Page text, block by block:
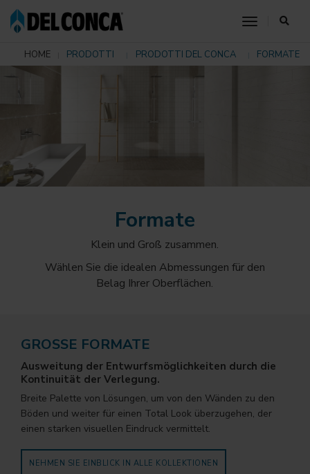
toggle
HOME PRODOTTI PRODOTTI DEL CONCA FORMATE
Formate
Klein und Groß zusammen.
Wählen Sie die idealen Abmessungen für den
Belag Ihrer Oberflächen.
GROSSE FORMATE
Ausweitung der Entwurfsmöglichkeiten durch die
Kontinuität der Verlegung.
Breite Palette von Lösungen, um von den Wänden zu den
Böden und weiter für einen Total Look überzugehen, der
einen starken visuellen Eindruck vermittelt.
NEHMEN SIE EINBLICK IN ALLE KOLLEKTIONEN